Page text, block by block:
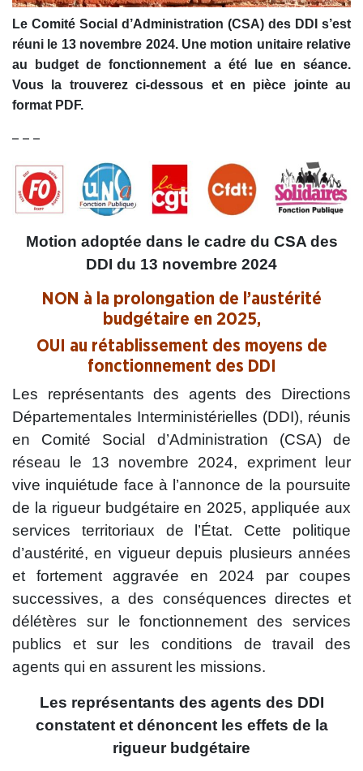
Le Comité Social d’Administration (CSA) des DDI s’est
réuni le 13 novembre 2024. Une motion unitaire relative
au budget de fonctionnement a été lue en séance.
Vous la trouverez ci-dessous et en pièce jointe au
format PDF.
– – –
Motion adoptée dans le cadre du CSA des
DDI du 13 novembre 2024
NON à la prolongation de l’austérité
budgétaire en 2025,
OUI au rétablissement des moyens de
fonctionnement des DDI
Les représentants des agents des Directions
Départementales Interministérielles (DDI), réunis
en Comité Social d’Administration (CSA) de
réseau le 13 novembre 2024, expriment leur
vive inquiétude face à l’annonce de la poursuite
de la rigueur budgétaire en 2025, appliquée aux
services territoriaux de l’État. Cette politique
d’austérité, en vigueur depuis plusieurs années
et fortement aggravée en 2024 par coupes
successives, a des conséquences directes et
délétères sur le fonctionnement des services
publics et sur les conditions de travail des
agents qui en assurent les missions.
Les représentants des agents des DDI
constatent et dénoncent les effets de la
rigueur budgétaire